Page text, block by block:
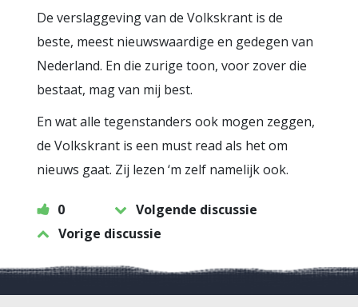
De verslaggeving van de Volkskrant is de
beste, meest nieuwswaardige en gedegen van
Nederland. En die zurige toon, voor zover die
bestaat, mag van mij best.
En wat alle tegenstanders ook mogen zeggen,
de Volkskrant is een must read als het om
nieuws gaat. Zij lezen ‘m zelf namelijk ook.
0
Volgende discussie
Vorige discussie